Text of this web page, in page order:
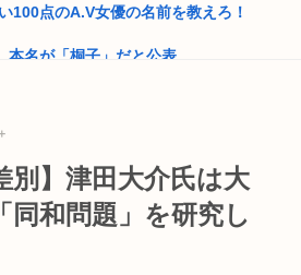
56す56す56すコロスコロスコロ
で9600人死亡www
ともな政治議論できんの『自民党』し
財源は今から考える」
100点のA.V女優の名前を教えろ！
本名が「桐子」だと公表
いせつ 高2男子を逮捕
てるくせに澄ました顔で授業受けてる
別】津田大介氏は大
同和問題」を研究し